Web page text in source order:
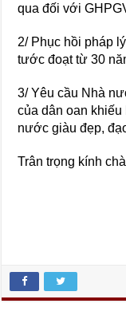
qua đối với
2/ Phục hồi pháp
tước đoạt từ 30
3/ Yêu cầu Nhà
của dân oan
nước giàu đẹp,
Trân trọng kính